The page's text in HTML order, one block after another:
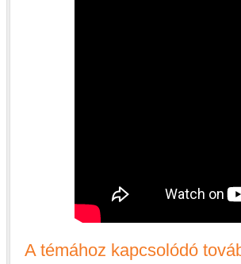
A témához kapcsolódó